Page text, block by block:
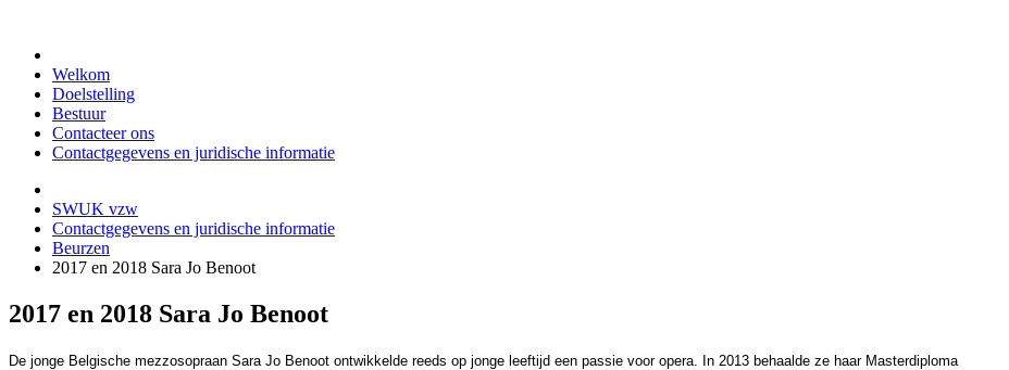
Welkom
Doelstelling
Bestuur
Contacteer ons
Contactgegevens en juridische informatie
SWUK vzw
Contactgegevens en juridische informatie
Beurzen
2017 en 2018 Sara Jo Benoot
2017 en 2018 Sara Jo Benoot
De jonge Belgische mezzosopraan Sara Jo Benoot ontwikkelde reeds op jonge leeftijd een passie voor opera. In 2013 behaalde ze haar Masterdiploma